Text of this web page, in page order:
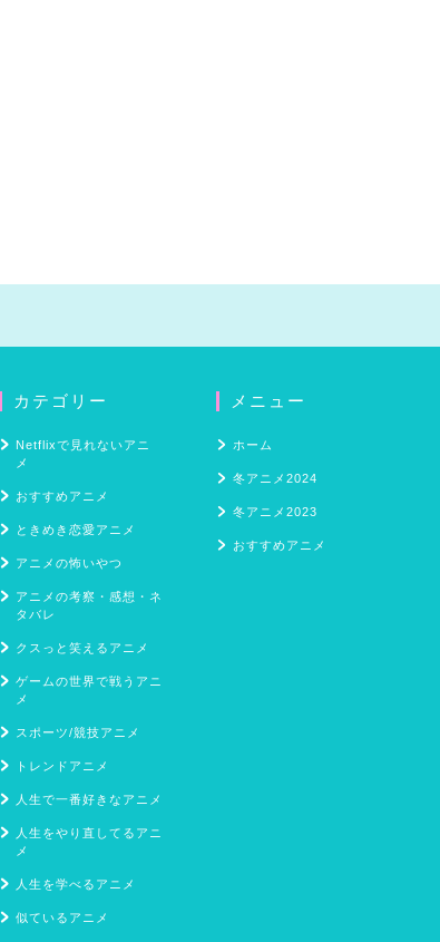
カテゴリー
Netflixで見れないアニ
メ
おすすめアニメ
ときめき恋愛アニメ
アニメの怖いやつ
アニメの考察・感想・ネ
タバレ
クスっと笑えるアニメ
ゲームの世界で戦うアニ
メ
スポーツ/競技アニメ
トレンドアニメ
人生で一番好きなアニメ
人生をやり直してるアニ
メ
人生を学べるアニメ
似ているアニメ
メニュー
ホーム
冬アニメ2024
冬アニメ2023
おすすめアニメ